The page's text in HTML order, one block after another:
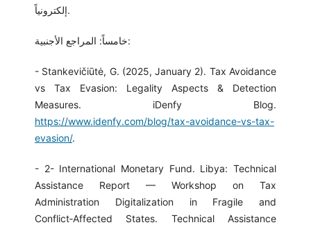
إلكترونياً.
خامساً: المراجع الأجنبية:
- Stankevičiūtė, G. (2025, January 2). Tax Avoidance
vs Tax Evasion: Legality Aspects & Detection
Measures. iDenfy Blog.
https://www.idenfy.com/blog/tax-avoidance-vs-tax-
evasion/.
- 2- International Monetary Fund. Libya: Technical
Assistance Report — Workshop on Tax
Administration Digitalization in Fragile and
Conflict‑Affected States. Technical Assistance